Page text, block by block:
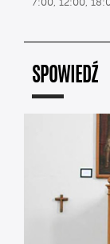
7:00, 12:00,
SPOWIEDŹ